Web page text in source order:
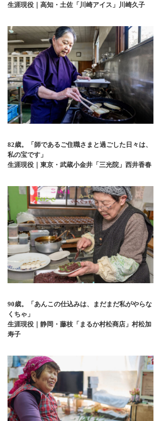
生涯現役｜高知・土佐「川崎アイス」川崎久子
82歳。「師であるご住職さまと過ごした日々は、
私の宝です」
生涯現役｜東京・武蔵小金井「三光院」西井香春
90歳。「あんこの仕込みは、まだまだ私がやらな
くちゃ」
生涯現役｜静岡・藤枝「まるか村松商店」村松加
寿子